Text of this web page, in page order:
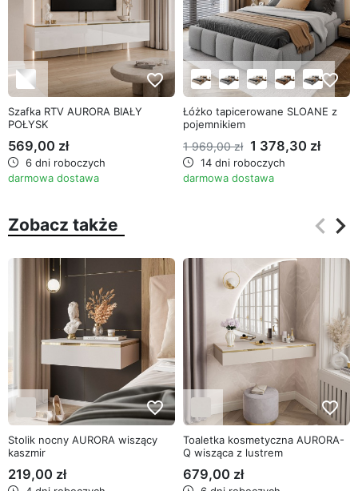
favorite_border
Szafka RTV AURORA BIAŁY
POŁYSK
569,00 zł
6 dni roboczych
darmowa dostawa
favorite_border
Łóżko tapicerowane SLOANE z
pojemnikiem
1 969,00 zł 1 378,30 zł
14 dni roboczych
darmowa dostawa
Zobacz także keyboard_arrow_left
keyboard_arrow_right
favorite_border
Stolik nocny AURORA wiszący
kaszmir
219,00 zł
favorite_border
Toaletka kosmetyczna AURORA-
Q wisząca z lustrem
679,00 zł